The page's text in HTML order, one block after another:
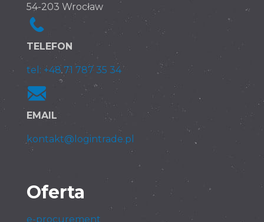
54-203 Wrocław
TELEFON
tel: +48 71 787 35 34
EMAIL
kontakt@logintrade.pl
Oferta
e-procurement